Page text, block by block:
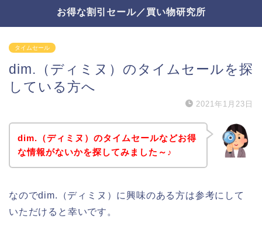
お得な割引セール／買い物研究所
タイムセール
dim.（ディミヌ）のタイムセールを探
している方へ
2021年1月23日
dim.（ディミヌ）のタイムセールなどお得
な情報がないかを探してみました～♪
なのでdim.（ディミヌ）に興味のある方は参考にして
いただけると幸いです。